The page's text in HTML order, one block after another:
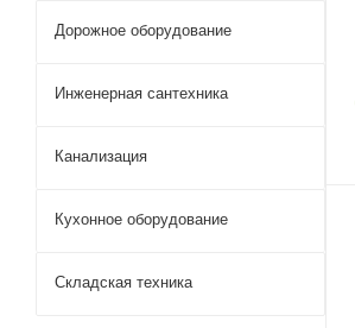
Дорожное оборудование
Инженерная сантехника
Канализация
Кухонное оборудование
Складская техника